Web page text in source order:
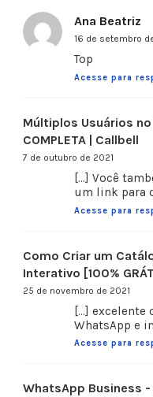
Ana Beatriz
16 de setembro
Top
Acesse para
Múltiplos Usuários
COMPLETA | Callbell
7 de outubro de 2021
[…] Você
um link para
Acesse para
Como Criar um
Interativo [100%
25 de novembro de 2021
[…] excelente
WhatsApp e
Acesse para
WhatsApp Business -